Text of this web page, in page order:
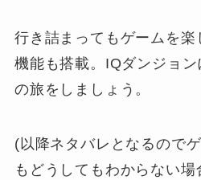
行き詰まってもゲームを楽
機能も搭載。IQダンジョ
の旅をしましょう。
(以降ネタバレとなるので
もどうしてもわからない